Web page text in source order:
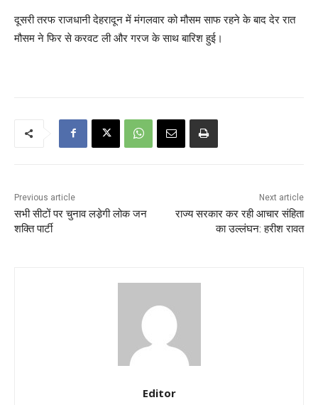
दूसरी तरफ राजधानी देहरादून में मंगलवार को मौसम साफ रहने के बाद देर रात
मौसम ने फिर से करवट ली और गरज के साथ बारिश हुई।
Previous article
सभी सीटों पर चुनाव लडे़गी लोक जन
शक्ति पार्टी
Next article
राज्य सरकार कर रही आचार संहिता
का उल्लंघन: हरीश रावत
Editor